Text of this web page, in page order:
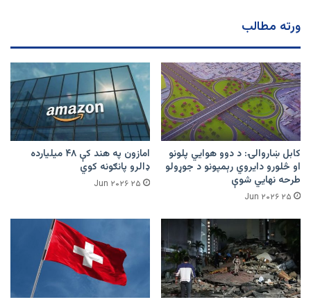
سیالي
روانه
ده
ورته مطالب
کابل ښاروالۍ: د دوو هوايي پلونو
او څلورو دایروي رېمپونو د جوړولو
طرحه نهایي شوې
۲۵ Jun ۲۰۲۶
امازون په هند کې ۴۸ میلیارده
ډالرو پانګونه کوي
۲۵ Jun ۲۰۲۶